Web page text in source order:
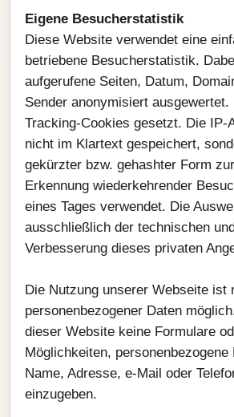
Eigene Besucherstatistik
Diese Website verwendet eine
betriebene Besucherstatistik.
aufgerufene Seiten, Datum,
Sender anonymisiert
Tracking-Cookies gesetzt. Die IP-
nicht im Klartext gespeichert,
gekürzter bzw. gehashter Form
Erkennung wiederkehrender
eines Tages verwendet. Die
ausschließlich der technischen
Verbesserung dieses privaten
Die Nutzung unserer Webseite ist
personenbezogener Daten
dieser Website keine Formulare
Möglichkeiten, personenbezogene
Name, Adresse, e-Mail oder
einzugeben.